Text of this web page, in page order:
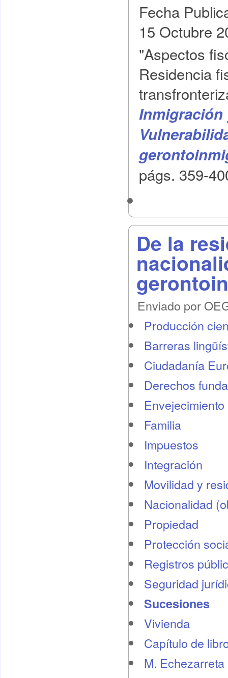
Fecha
15 Octubre
"Aspectos
Residencia
Inmigración
págs. 359-
De la
Enviado por
Producción
Barreras
Ciudadanía
Derechos
Familia
Impuestos
Integración
Movilidad y
Nacionalidad
Propiedad
Protección
Registros
Seguridad
Sucesiones
Vivienda
Capítulo de
M. Echezarreta